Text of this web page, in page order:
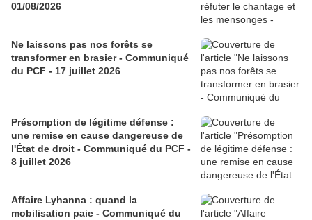
01/08/2026
Ne laissons pas nos forêts se
transformer en brasier - Communiqué
du PCF - 17 juillet 2026
Présomption de légitime défense :
une remise en cause dangereuse de
l'État de droit - Communiqué du PCF -
8 juillet 2026
Affaire Lyhanna : quand la
mobilisation paie - Communiqué du